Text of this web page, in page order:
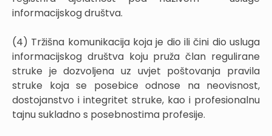
informacijskog društva.
(4) Tržišna komunikacija koja je dio ili čini dio usluga
informacijskog društva koju pruža član regulirane
struke je dozvoljena uz uvjet poštovanja pravila
struke koja se posebice odnose na neovisnost,
dostojanstvo i integritet struke, kao i profesionalnu
tajnu sukladno s posebnostima profesije.